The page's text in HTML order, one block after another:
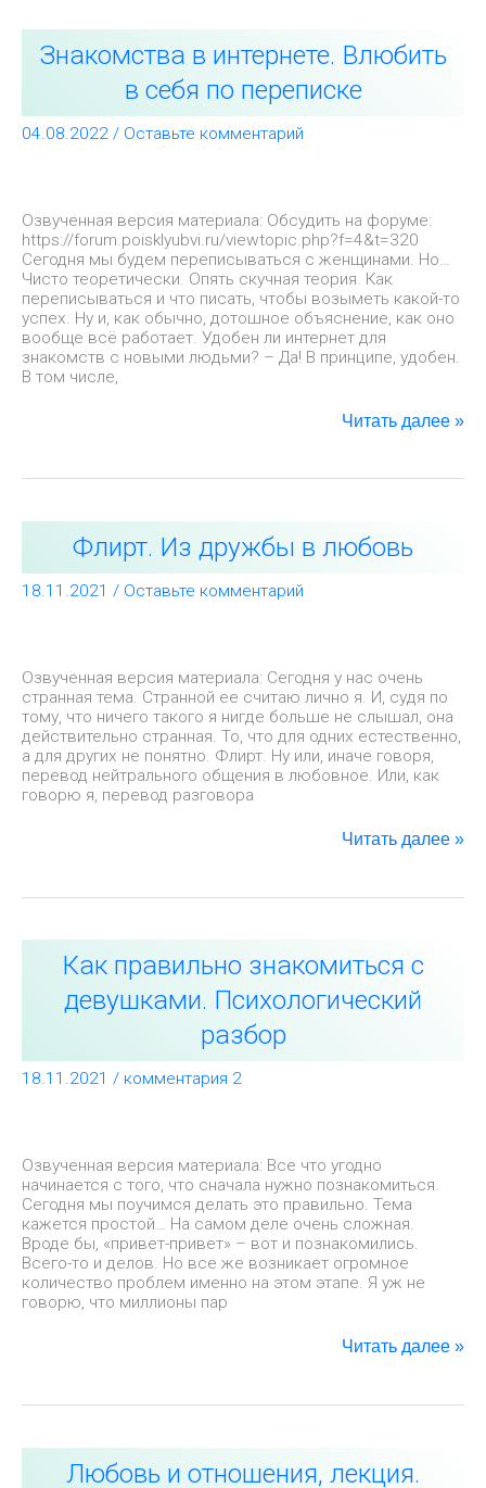
Знакомства в интернете. Влюбить
в себя по переписке
04.08.2022 / Оставьте комментарий
Озвученная версия материала: Обсудить на форуме:
https://forum.poisklyubvi.ru/viewtopic.php?f=4&t=320
Сегодня мы будем переписываться с женщинами. Но…
Чисто теоретически. Опять скучная теория. Как
переписываться и что писать, чтобы возыметь какой-то
успех. Ну и, как обычно, дотошное объяснение, как оно
вообще всё работает. Удобен ли интернет для
знакомств с новыми людьми? – Да! В принципе, удобен.
В том числе,
в
Влюбить
Читать далее »
Флирт. Из дружбы в любовь
18.11.2021 / Оставьте комментарий
Озвученная версия материала: Сегодня у нас очень
странная тема. Странной ее считаю лично я. И, судя по
тому, что ничего такого я нигде больше не слышал, она
действительно странная. То, что для одних естественно,
а для других не понятно. Флирт. Ну или, иначе говоря,
перевод нейтрального общения в любовное. Или, как
говорю я, перевод разговора
Из
Читать далее »
Как правильно знакомиться с
девушками. Психологический
разбор
18.11.2021 / комментария 2
Озвученная версия материала: Все что угодно
начинается с того, что сначала нужно познакомиться.
Сегодня мы поучимся делать это правильно. Тема
кажется простой… На самом деле очень сложная.
Вроде бы, «привет-привет» – вот и познакомились.
Всего-то и делов. Но все же возникает огромное
количество проблем именно на этом этапе. Я уж не
говорю, что миллионы пар
правильно
знакомиться
с
Читать далее »
Любовь и отношения, лекция.
и